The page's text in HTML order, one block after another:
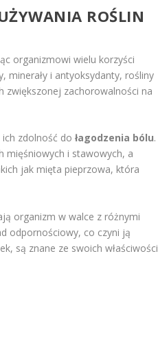
ROŚLIN
organizmowi wielu korzyści
minerały i antyoksydanty, rośliny
zwiększonej zachorowalności na
ich zdolność dołagodzenia bólu.
mięśniowych i stawowych, a
jak mięta pieprzowa, która
organizm w walce z różnymi
odpornościowy, co czyni ją
są znane ze swoich właściwości